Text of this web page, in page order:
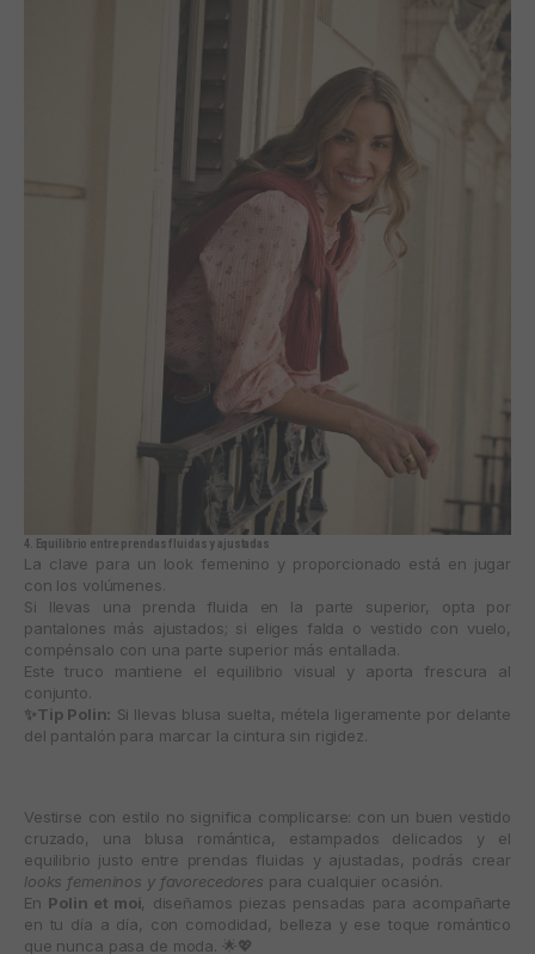
4. Equilibrio entre prendas fluidas y ajustadas
La clave para un look femenino y proporcionado está en jugar
con los volúmenes.
Si llevas una prenda fluida en la parte superior, opta por
pantalones más ajustados; si eliges falda o vestido con vuelo,
compénsalo con una parte superior más entallada.
Este truco mantiene el equilibrio visual y aporta frescura al
conjunto.
✨Tip Polin: Si llevas blusa suelta, métela ligeramente por delante
del pantalón para marcar la cintura sin rigidez.
Vestirse con estilo no significa complicarse: con un buen vestido
cruzado, una blusa romántica, estampados delicados y el
equilibrio justo entre prendas fluidas y ajustadas, podrás crear
looks femeninos y favorecedores para cualquier ocasión.
En Polin et moi, diseñamos piezas pensadas para acompañarte
en tu día a día, con comodidad, belleza y ese toque romántico
que nunca pasa de moda. 🌟💖